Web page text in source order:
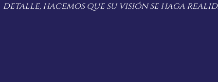
detalle, hacemos que su visión se haga